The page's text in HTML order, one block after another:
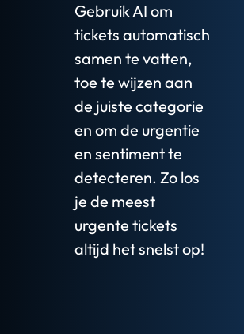
Gebruik AI om
tickets automatisch
samen te vatten,
toe te wijzen aan
de juiste categorie
en om de urgentie
en sentiment te
detecteren. Zo los
je de meest
urgente tickets
altijd het snelst op!